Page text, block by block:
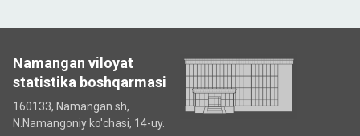
Namangan viloyat
statistika boshqarmasi
160133, Namangan sh,
N.Namangoniy ko'chasi, 14-uy.